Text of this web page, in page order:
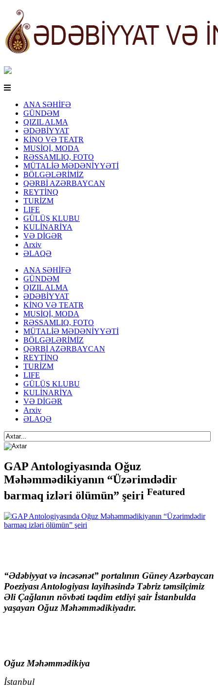
ANA SƏHİFƏ
GÜNDƏM
QIZIL ALMA
ƏDƏBİYYAT
KİNO VƏ TEATR
MUSİQİ, MODA
RƏSSAMLIQ, FOTO
MÜTALİƏ MƏDƏNİYYƏTİ
BÖLGƏLƏRİMİZ
QƏRBİ AZƏRBAYCAN
REYTİNQ
TURİZM
LIFE
GÜLÜŞ KLUBU
KULİNARİYA
VƏ DİGƏR
Arxiv
ƏLAQƏ
ANA SƏHİFƏ
GÜNDƏM
QIZIL ALMA
ƏDƏBİYYAT
KİNO VƏ TEATR
MUSİQİ, MODA
RƏSSAMLIQ, FOTO
MÜTALİƏ MƏDƏNİYYƏTİ
BÖLGƏLƏRİMİZ
QƏRBİ AZƏRBAYCAN
REYTİNQ
TURİZM
LIFE
GÜLÜŞ KLUBU
KULİNARİYA
VƏ DİGƏR
Arxiv
ƏLAQƏ
GAP Antologiyasında Oğuz
Məhəmmədikiyanın “Üzərimdədir
barmaq izləri ölümün” şeiri Featured
“Ədəbiyyat və incəsənət” portalının Güney Azərbaycan
Poeziyası Antologiyası layihəsində Təbriz təmsilçimiz
Əli Çağlanın növbəti təqdim etdiyi şair İstanbulda
yaşayan Oğuz Məhəmmədikiyadır.
Oğuz Məhəmmədikiya
İstanbul